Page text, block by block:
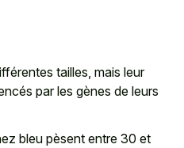
tailles, mais leur
par les gènes de leurs
bleu pèsent entre 30 et